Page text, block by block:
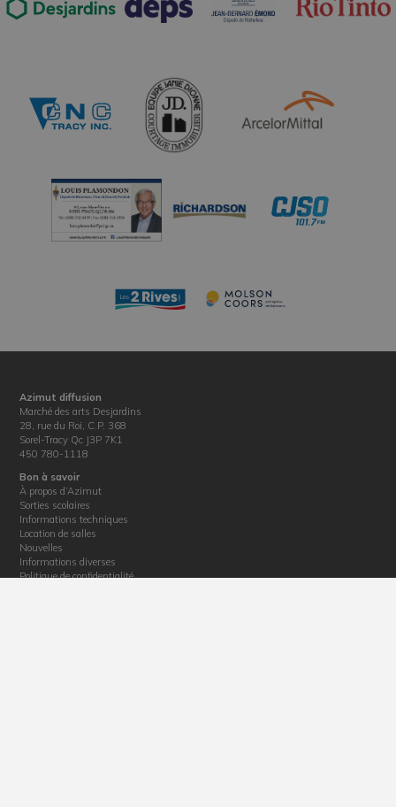
Azimut diffusion
Marché des arts Desjardins
28, rue du Roi, C.P. 368
Sorel-Tracy Qc J3P 7K1
450 780-1118
Bon à savoir
À propos d’Azimut
Sorties scolaires
Informations techniques
Location de salles
Nouvelles
Informations diverses
Politique de confidentialité